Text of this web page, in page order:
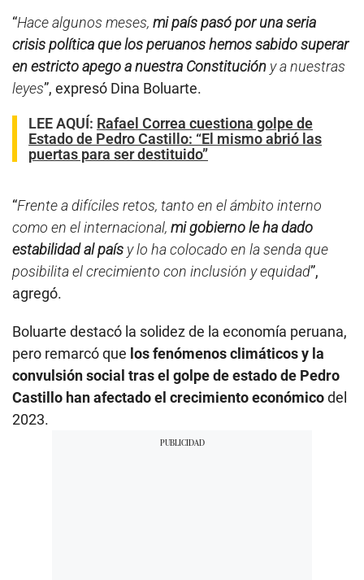
“Hace algunos meses, mi país pasó por una seria
crisis política que los peruanos hemos sabido superar
en estricto apego a nuestra Constitución y a nuestras
leyes”, expresó Dina Boluarte.
LEE AQUÍ: Rafael Correa cuestiona golpe de
Estado de Pedro Castillo: “El mismo abrió las
puertas para ser destituido”
“Frente a difíciles retos, tanto en el ámbito interno
como en el internacional, mi gobierno le ha dado
estabilidad al país y lo ha colocado en la senda que
posibilita el crecimiento con inclusión y equidad”,
agregó.
Boluarte destacó la solidez de la economía peruana,
pero remarcó que los fenómenos climáticos y la
convulsión social tras el golpe de estado de Pedro
Castillo han afectado el crecimiento económicodel
2023.